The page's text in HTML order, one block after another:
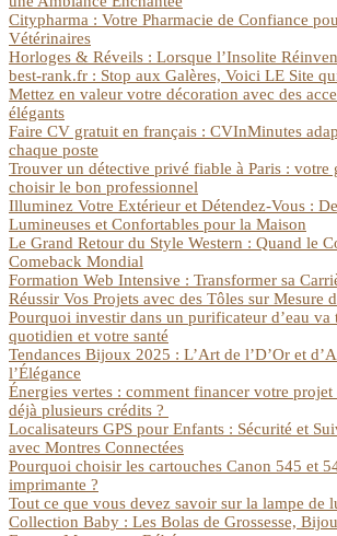
Citypharma : Votre Pharmacie de Confiance
Vétérinaires
Horloges & Réveils : Lorsque l’Insolite
best-rank.fr : Stop aux Galères, Voici LE Site
Mettez en valeur votre décoration avec des
élégants
Faire CV gratuit en français : CVInMinutes
chaque poste
Trouver un détective privé fiable à Paris : votre
choisir le bon professionnel
Illuminez Votre Extérieur et Détendez-Vous :
Lumineuses et Confortables pour la Maison
Le Grand Retour du Style Western : Quand le
Comeback Mondial
Formation Web Intensive : Transformer sa
Réussir Vos Projets avec des Tôles sur Mesure
Pourquoi investir dans un purificateur d’eau va
quotidien et votre santé
Tendances Bijoux 2025 : L’Art de l’D’Or et
l’Élégance
Énergies vertes : comment financer votre
déjà plusieurs crédits ?
Localisateurs GPS pour Enfants : Sécurité et
avec Montres Connectées
Pourquoi choisir les cartouches Canon 545 et
imprimante ?
Tout ce que vous devez savoir sur la lampe de
Collection Baby : Les Bolas de Grossesse,